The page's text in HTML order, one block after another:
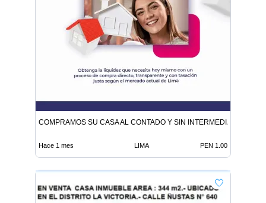
COMPRAMOS SU CASA AL CONTADO Y SIN INTERMEDIARIOS
Hace 1 mes LIMA PEN 1.00